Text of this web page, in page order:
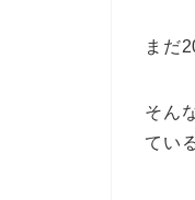
まだ
そん
てい